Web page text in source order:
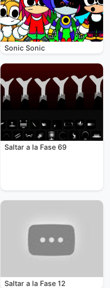
Sonic Sonic
Saltar a la Fase 69
Saltar a la Fase 12